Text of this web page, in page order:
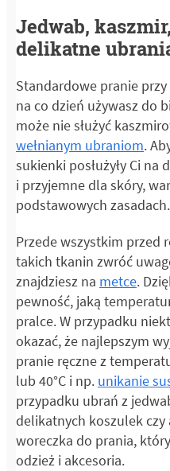
Jedwab,
delikatne
Standardowe pranie
na co dzień używasz do
może nie służyć
wełnianym ubraniom.
sukienki posłużyły Ci na
i przyjemne dla skóry,
podstawowych zasadach.
Przede wszystkim przed
takich tkanin zwróć
znajdziesz na metce.
pewność, jaką
pralce. W przypadku
okazać, że najlepszym
pranie ręczne z
lub 40°C i np. unikanie
przypadku ubrań z
delikatnych koszulek czy
woreczka do prania,
odzież i akcesoria.